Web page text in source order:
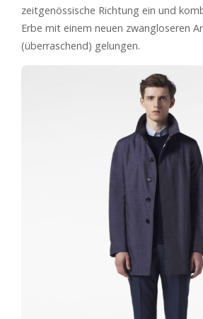
zeitgenössische Richtung ein und
Erbe mit einem neuen zwangloseren
(überraschend) gelungen.